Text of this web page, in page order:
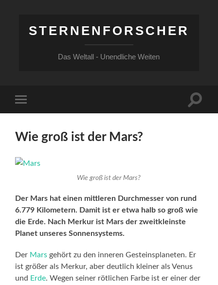
STERNENFORSCHER
Das Weltall - Unendliche Weiten
Menü
Wie groß ist der Mars?
Wie groß ist der Mars?
Der Mars hat einen mittleren Durchmesser von rund
6.779 Kilometern. Damit ist er etwa halb so groß wie
die Erde. Nach Merkur ist Mars der zweitkleinste
Planet unseres Sonnensystems.
Der Mars gehört zu den inneren Gesteinsplaneten. Er
ist größer als Merkur, aber deutlich kleiner als Venus
und Erde. Wegen seiner rötlichen Farbe ist er einer der